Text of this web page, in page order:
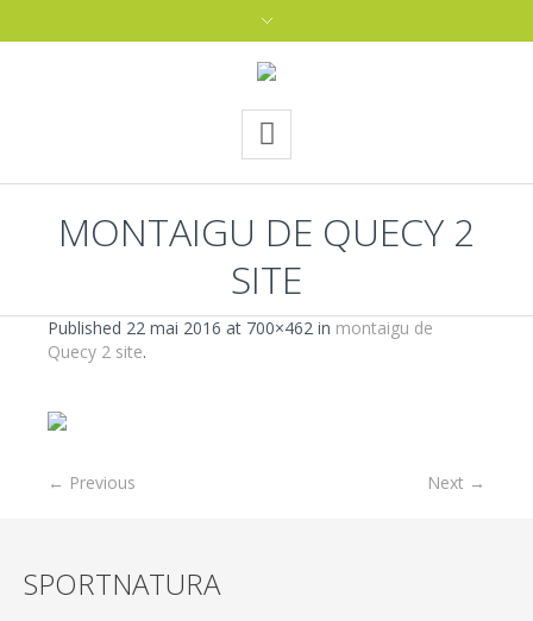
MONTAIGU DE QUECY 2
SITE
Published 22 mai 2016 at 700×462 in montaigu de
Quecy 2 site.
← Previous Next →
SPORTNATURA